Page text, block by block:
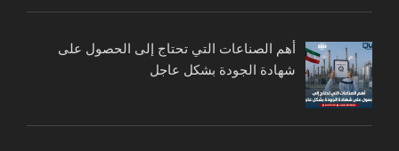
أهم الصناعات التي تحتاج إلى الحصول على
شهادة الجودة بشكل عاجل